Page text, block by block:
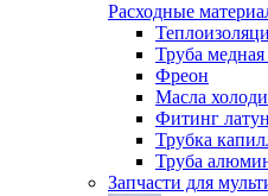
Расходные
Труба
Фреон
Масла
Фитинг
Трубка
Труба
Запчасти для